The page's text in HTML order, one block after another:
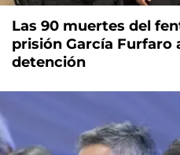
Las 90 muertes del
prisión García Furfaro
detención